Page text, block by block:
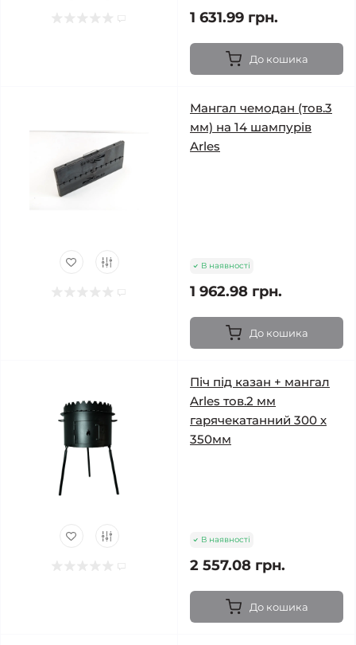
1 631.99 грн.
До кошика
Мангал чемодан (тов.3
мм) на 14 шампурів
Arles
В наявності
1 962.98 грн.
До кошика
Піч під казан + мангал
Arles тов.2 мм
гарячекатанний 300 х
350мм
В наявності
2 557.08 грн.
До кошика